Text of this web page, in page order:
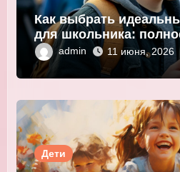
Как выбрать
для школьника:
admin 11 июня, 2026
Дети